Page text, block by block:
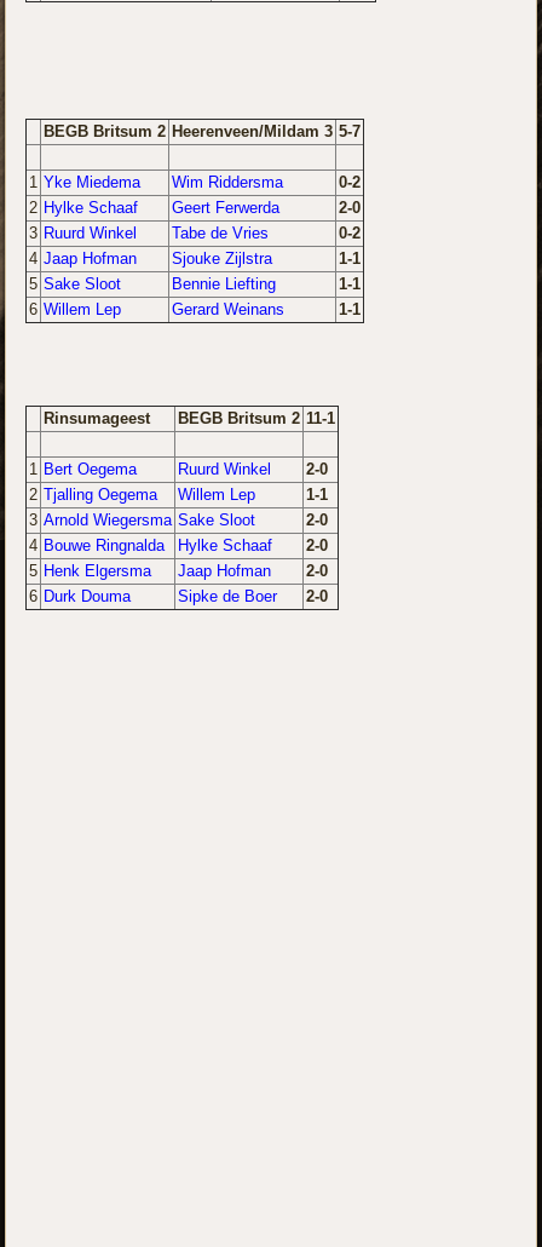
BEGB Britsum 2 Heerenveen/Mildam 3 5-7
1 Yke Miedema Wim Riddersma
0-2
2 Hylke Schaaf Geert Ferwerda
2-0
3 Ruurd Winkel Tabe de Vries
0-2
4 Jaap Hofman Sjouke Zijlstra
1-1
5 Sake Sloot Bennie Liefting
1-1
6 Willem Lep Gerard Weinans 1-1
Rinsumageest BEGB Britsum 2 11-1
1 Bert Oegema Ruurd Winkel
2-0
2 Tjalling Oegema Willem Lep
1-1
3 Arnold Wiegersma Sake Sloot
2-0
4 Bouwe Ringnalda Hylke Schaaf
2-0
5 Henk Elgersma Jaap Hofman
2-0
6 Durk Douma Sipke de Boer 2-0